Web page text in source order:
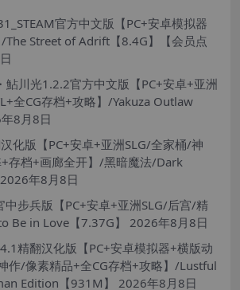
官方中文版【PC+安卓模拟器
The Street of Adrift【8.4G】【会员点
鮎川光1.2.2官方中文版【PC+安卓+亚洲
全CG存档+攻略】/Yakuza Outlaw
8月8日
化版【PC+安卓+亚洲SLG/全家桶/神
存档+画廊全开】/黑暗魔法/Dark
2026年8月8日
步兵版【PC+安卓+亚洲SLG/后宫/精
Be in Love【7.37G】
2026年8月8日
精翻汉化版【PC+安卓模拟器+横版动
作/像素精品+全CG存档+攻略】/Lustful
Edition【931M】
2026年8月8日